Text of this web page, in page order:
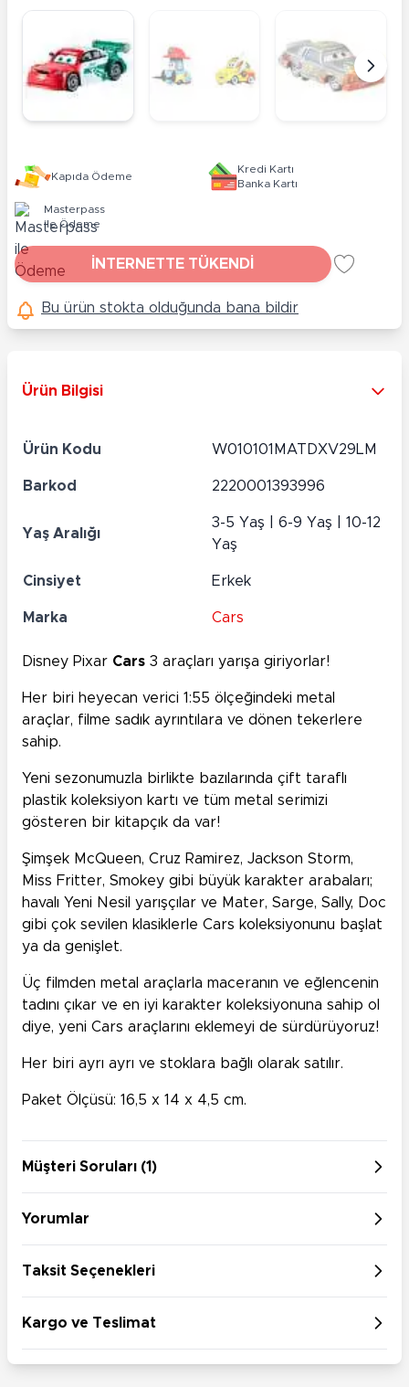
Kapıda Ödeme
Kredi Kartı
Banka Kartı
Masterpass
ile Ödeme
İNTERNETTE TÜKENDİ
Bu ürün stokta olduğunda bana bildir
Ürün Bilgisi
Ürün Kodu W010101MATDXV29LM
Barkod 2220001393996
Yaş Aralığı
3-5 Yaş | 6-9 Yaş | 10-12
Yaş
Cinsiyet Erkek
Marka Cars
Disney Pixar Cars 3 araçları yarışa giriyorlar!
Her biri heyecan verici 1:55 ölçeğindeki metal
araçlar, filme sadık ayrıntılara ve dönen tekerlere
sahip.
Yeni sezonumuzla birlikte bazılarında çift taraflı
plastik koleksiyon kartı ve tüm metal serimizi
gösteren bir kitapçık da var!
Şimşek McQueen, Cruz Ramirez, Jackson Storm,
Miss Fritter, Smokey gibi büyük karakter arabaları;
havalı Yeni Nesil yarışçılar ve Mater, Sarge, Sally, Doc
gibi çok sevilen klasiklerle Cars koleksiyonunu başlat
ya da genişlet.
Üç filmden metal araçlarla maceranın ve eğlencenin
tadını çıkar ve en iyi karakter koleksiyonuna sahip ol
diye, yeni Cars araçlarını eklemeyi de sürdürüyoruz!
Her biri ayrı ayrı ve stoklara bağlı olarak satılır.
Paket Ölçüsü: 16,5 x 14 x 4,5 cm.
Müşteri Soruları (1)
Yorumlar
Taksit Seçenekleri
Kargo ve Teslimat